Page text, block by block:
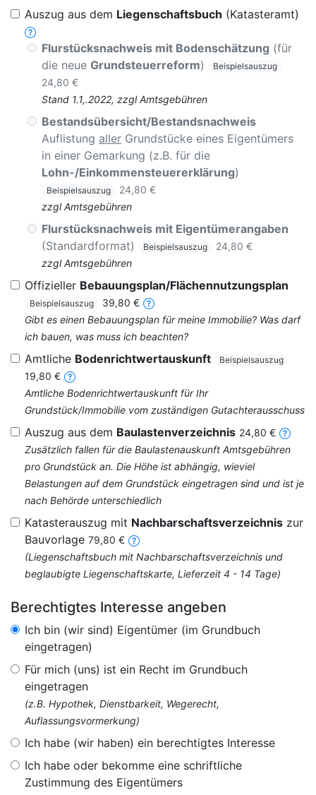
Auszug aus dem Liegenschaftsbuch (Katasteramt)
Flurstücksnachweis mit Bodenschätzung (für
die neue Grundsteuerreform) Beispielsauszug
24,80 €
Stand 1.1,.2022, zzgl Amtsgebühren
Bestandsübersicht/Bestandsnachweis
Auflistung aller Grundstücke eines Eigentümers
in einer Gemarkung (z.B. für die
Lohn-/Einkommensteuererklärung)
Beispielsauszug
24,80 €
zzgl Amtsgebühren
Flurstücksnachweis mit Eigentümerangaben
(Standardformat)
Beispielsauszug
24,80 €
zzgl Amtsgebühren
Offizieller Bebauungsplan/Flächennutzungsplan
Beispielsauszug
39,80 €
Gibt es einen Bebauungsplan für meine Immobilie? Was darf
ich bauen, was muss ich beachten?
Amtliche Bodenrichtwertauskunft Beispielsauszug
19,80 €
Amtliche Bodenrichtwertauskunft für Ihr
Grundstück/Immobilie vom zuständigen Gutachterausschuss
Auszug aus dem Baulastenverzeichnis 24,80 €
Zusätzlich fallen für die Baulastenauskunft Amtsgebühren
pro Grundstück an. Die Höhe ist abhängig, wieviel
Belastungen auf dem Grundstück eingetragen sind und ist je
nach Behörde unterschiedlich
Katasterauszug mit Nachbarschaftsverzeichnis zur
Bauvorlage 79,80 €
(Liegenschaftsbuch mit Nachbarschaftsverzeichnis und
beglaubigte Liegenschaftskarte, Lieferzeit 4 - 14 Tage)
Berechtigtes Interesse angeben
Ich bin (wir sind) Eigentümer (im Grundbuch
eingetragen)
Für mich (uns) ist ein Recht im Grundbuch
eingetragen
(z.B. Hypothek, Dienstbarkeit, Wegerecht,
Auflassungsvormerkung)
Ich habe (wir haben) ein berechtigtes Interesse
Ich habe oder bekomme eine schriftliche
Zustimmung des Eigentümers